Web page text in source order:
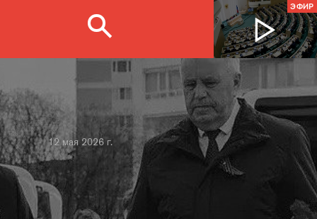
ЭФИР
12 мая 2026 г.